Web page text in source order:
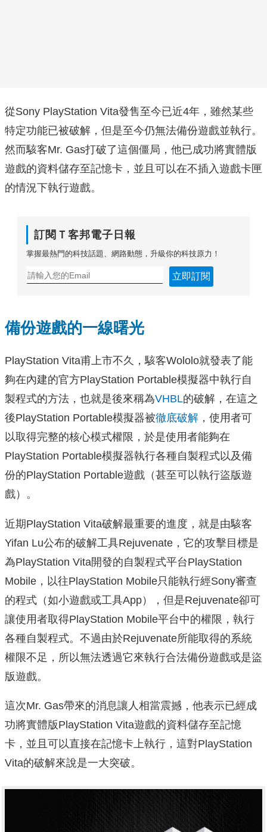
從Sony PlayStation Vita發售至今已近4年，雖然某些
特定功能已被破解，但是至今仍無法備份遊戲並執行。
然而駭客Mr. Gas打破了這個僵局，他已成功將實體版
遊戲的資料儲存至記憶卡，並且可以在不插入遊戲卡匣
的情況下執行遊戲。
訂閱Ｔ客邦電子日報
掌握最熱門的科技話題、網路動態，升級你的科技原力！
立即訂閱
備份遊戲的一線曙光
PlayStation Vita甫上市不久，駭客Wololo就發表了能
夠在內建的官方PlayStation Portable模擬器中執行自
製程式的方法，也就是後來稱為VHBL的破解，在這之
後PlayStation Portable模擬器被徹底破解 ，使用者可
以取得完整的核心模式權限，於是使用者能夠在
PlayStation Portable模擬器執行各種自製程式以及備
份的PlayStation Portable遊戲（甚至可以執行盜版遊
戲）。
近期PlayStation Vita破解最重要的進度，就是由駭客
Yifan Lu公布的破解工具Rejuvenate，它的攻擊目標是
為PlayStation Vita開發的自製程式平台PlayStation
Mobile，以往PlayStation Mobile只能執行經Sony審查
的程式（如小遊戲或工具App），但是Rejuvenate卻可
讓使用者取得PlayStation Mobile平台中的權限，執行
各種自製程式。不過由於Rejuvenate所能取得的系統
權限不足，所以無法透過它來執行合法備份遊戲或是盜
版遊戲。
這次Mr. Gas帶來的消息讓人相當震撼，他表示已經成
功將實體版PlayStation Vita遊戲的資料儲存至記憶
卡，並且可以直接在記憶卡上執行，這對PlayStation
Vita的破解來說是一大突破。